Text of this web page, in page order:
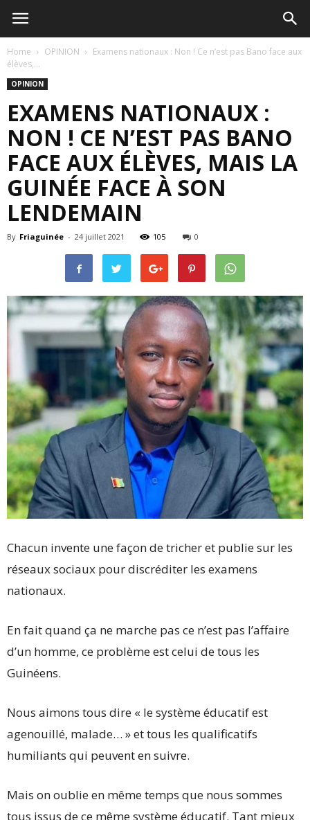
Home OPINION
Examens nationaux : Non ! Ce n’est pas Bano face aux
élèves,...
OPINION
EXAMENS NATIONAUX :
NON ! CE N’EST PAS BANO
FACE AUX ÉLÈVES, MAIS LA
GUINÉE FACE À SON
LENDEMAIN
By Friaguinée - 24 juillet 2021 105 0
Chacun invente une façon de tricher et publie sur les
réseaux sociaux pour discréditer les examens
nationaux.
En fait quand ça ne marche pas ce n’est pas l’affaire
d’un homme, ce problème est celui de tous les
Guinéens.
Nous aimons tous dire « le système éducatif est
agenouillé, malade… » et tous les qualificatifs
humiliants qui peuvent en suivre.
Mais on oublie en même temps que nous sommes
tous issus de ce même système éducatif. Tant mieux